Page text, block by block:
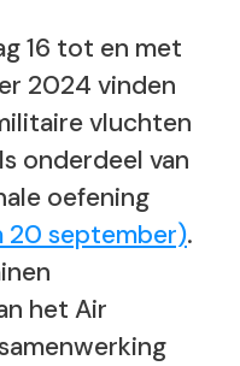
16 tot en met
2024 vinden
vluchten
onderdeel van
oefening
20 september).
het Air